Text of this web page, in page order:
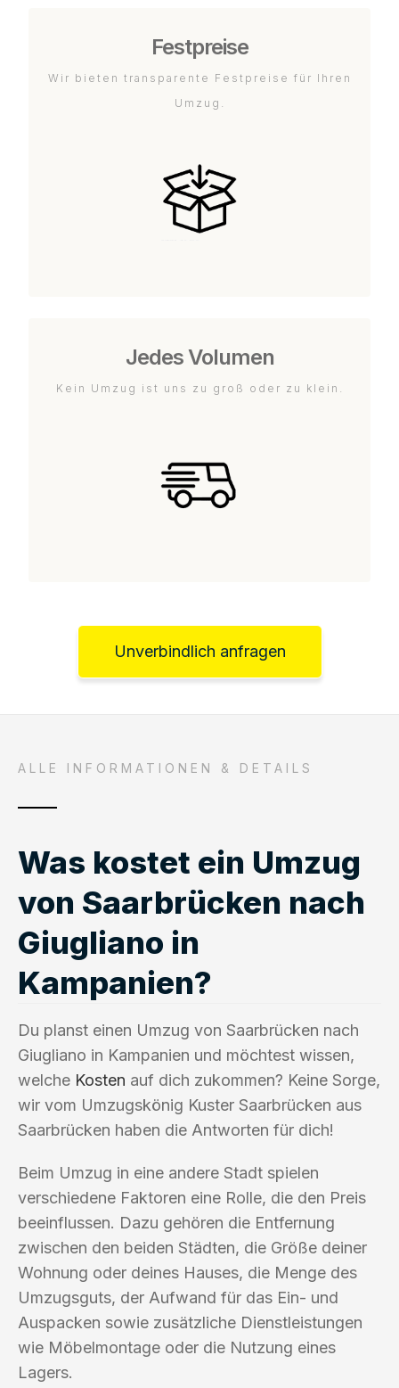
Festpreise
Wir bieten transparente Festpreise für Ihren
Umzug.
Jedes Volumen
Kein Umzug ist uns zu groß oder zu klein.
Unverbindlich anfragen
ALLE INFORMATIONEN & DETAILS
Was kostet ein Umzug
von Saarbrücken nach
Giugliano in
Kampanien?
Du planst einen Umzug von Saarbrücken nach
Giugliano in Kampanien und möchtest wissen,
welche Kosten auf dich zukommen? Keine Sorge,
wir vom Umzugskönig Kuster Saarbrücken aus
Saarbrücken haben die Antworten für dich!
Beim Umzug in eine andere Stadt spielen
verschiedene Faktoren eine Rolle, die den Preis
beeinflussen. Dazu gehören die Entfernung
zwischen den beiden Städten, die Größe deiner
Wohnung oder deines Hauses, die Menge des
Umzugsguts, der Aufwand für das Ein- und
Auspacken sowie zusätzliche Dienstleistungen
wie Möbelmontage oder die Nutzung eines
Lagers.